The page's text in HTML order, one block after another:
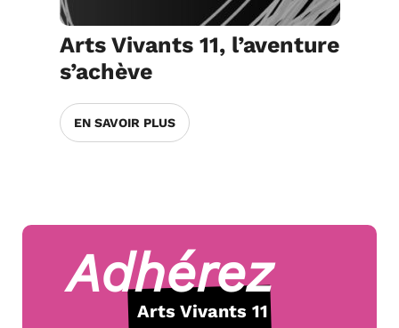
Arts Vivants 11, l’aventure
s’achève
EN SAVOIR PLUS
Adhérez
Arts Vivants 11